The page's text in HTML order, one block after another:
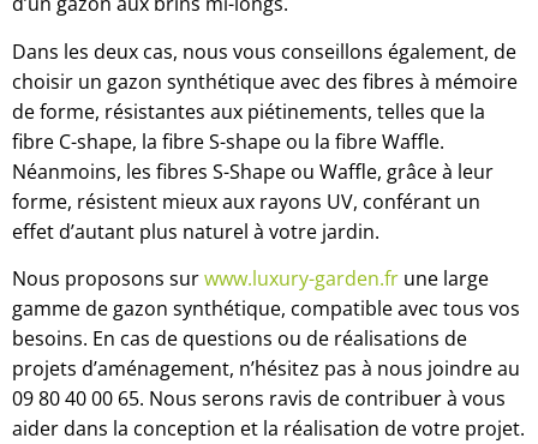
Dans les deux cas, nous vous conseillons également, de
choisir un gazon synthétique avec des fibres à mémoire
de forme, résistantes aux piétinements, telles que la
fibre C-shape, la fibre S-shape ou la fibre Waffle.
Néanmoins, les fibres S-Shape ou Waffle, grâce à leur
forme, résistent mieux aux rayons UV, conférant un
effet d’autant plus naturel à votre jardin.
Nous proposons surwww.luxury-garden.fr une large
gamme de gazon synthétique, compatible avec tous vos
besoins. En cas de questions ou de réalisations de
projets d’aménagement, n’hésitez pas à nous joindre au
09 80 40 00 65. Nous serons ravis de contribuer à vous
aider dans la conception et la réalisation de votre projet.